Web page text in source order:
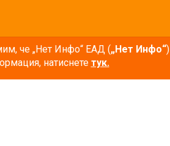
че „Нет Инфо“ ЕАД („Нет Инфо“)
натиснете тук.